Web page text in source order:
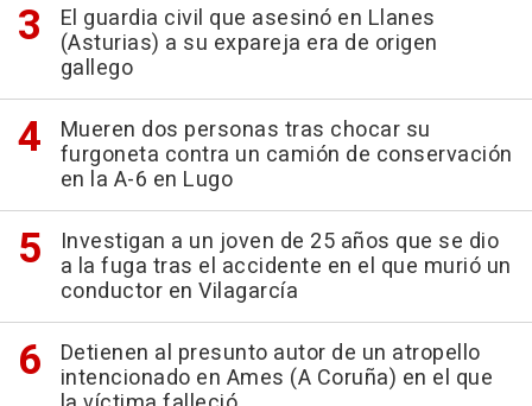
El guardia civil que asesinó en Llanes
(Asturias) a su expareja era de origen
gallego
Mueren dos personas tras chocar su
furgoneta contra un camión de conservación
en la A-6 en Lugo
Investigan a un joven de 25 años que se dio
a la fuga tras el accidente en el que murió un
conductor en Vilagarcía
Detienen al presunto autor de un atropello
intencionado en Ames (A Coruña) en el que